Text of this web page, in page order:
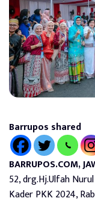
Barrupos shared
BARRUPOS.COM,
52, drg.Hj.Ulfah
Kader PKK 2024,